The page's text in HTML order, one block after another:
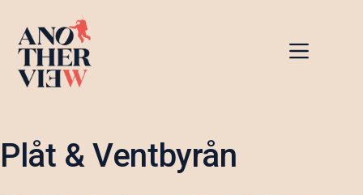
innehåll
Plåt & Ventbyrån